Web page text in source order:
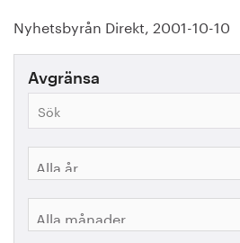
Om oss
Nyhetsbyrån Direkt, 2001-10-10
Avgränsa